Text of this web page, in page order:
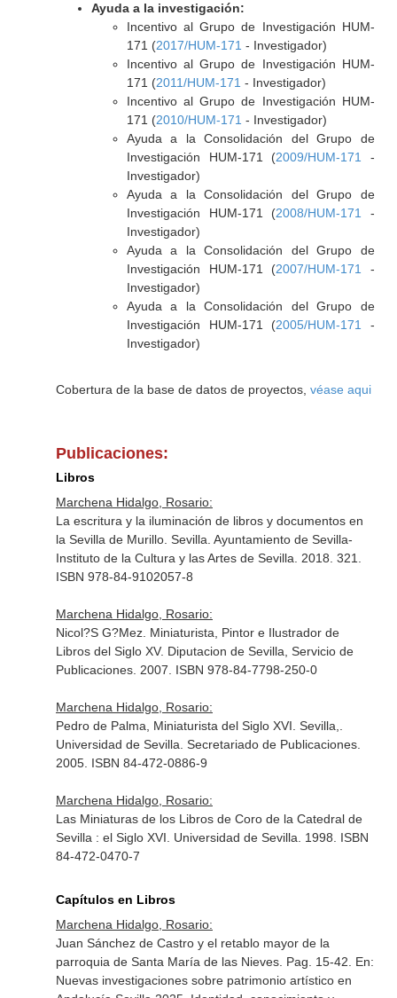
Ayuda a la investigación:
Incentivo al Grupo de Investigación HUM-
171 (2017/HUM-171 - Investigador)
Incentivo al Grupo de Investigación HUM-
171 (2011/HUM-171 - Investigador)
Incentivo al Grupo de Investigación HUM-
171 (2010/HUM-171 - Investigador)
Ayuda a la Consolidación del Grupo de
Investigación HUM-171 (2009/HUM-171
-
Investigador)
Ayuda a la Consolidación del Grupo de
Investigación HUM-171 (2008/HUM-171
-
Investigador)
Ayuda a la Consolidación del Grupo de
Investigación HUM-171 (2007/HUM-171
-
Investigador)
Ayuda a la Consolidación del Grupo de
Investigación HUM-171 (2005/HUM-171
-
Investigador)
Cobertura de la base de datos de proyectos, véase aqui
Publicaciones:
Libros
Marchena Hidalgo, Rosario:
La escritura y la iluminación de libros y documentos en
la Sevilla de Murillo. Sevilla. Ayuntamiento de Sevilla-
Instituto de la Cultura y las Artes de Sevilla. 2018. 321.
ISBN 978-84-9102057-8
Marchena Hidalgo, Rosario:
Nicol?S G?Mez. Miniaturista, Pintor e Ilustrador de
Libros del Siglo XV. Diputacion de Sevilla, Servicio de
Publicaciones. 2007. ISBN 978-84-7798-250-0
Marchena Hidalgo, Rosario:
Pedro de Palma, Miniaturista del Siglo XVI. Sevilla,.
Universidad de Sevilla. Secretariado de Publicaciones.
2005. ISBN 84-472-0886-9
Marchena Hidalgo, Rosario:
Las Miniaturas de los Libros de Coro de la Catedral de
Sevilla : el Siglo XVI. Universidad de Sevilla. 1998. ISBN
84-472-0470-7
Capítulos en Libros
Marchena Hidalgo, Rosario:
Juan Sánchez de Castro y el retablo mayor de la
parroquia de Santa María de las Nieves. Pag. 15-42. En:
Nuevas investigaciones sobre patrimonio artístico en